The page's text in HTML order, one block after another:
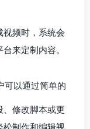
视频时，系统会
来定制内容。
可以通过简单的
修改脚本或更